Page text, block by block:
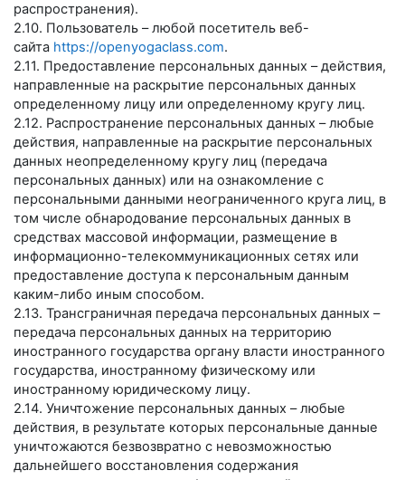
распространения).
2.10. Пользователь – любой посетитель веб-
сайта https://openyogaclass.com.
2.11. Предоставление персональных данных – действия,
направленные на раскрытие персональных данных
определенному лицу или определенному кругу лиц.
2.12. Распространение персональных данных – любые
действия, направленные на раскрытие персональных
данных неопределенному кругу лиц (передача
персональных данных) или на ознакомление с
персональными данными неограниченного круга лиц, в
том числе обнародование персональных данных в
средствах массовой информации, размещение в
информационно-телекоммуникационных сетях или
предоставление доступа к персональным данным
каким-либо иным способом.
2.13. Трансграничная передача персональных данных –
передача персональных данных на территорию
иностранного государства органу власти иностранного
государства, иностранному физическому или
иностранному юридическому лицу.
2.14. Уничтожение персональных данных – любые
действия, в результате которых персональные данные
уничтожаются безвозвратно с невозможностью
дальнейшего восстановления содержания